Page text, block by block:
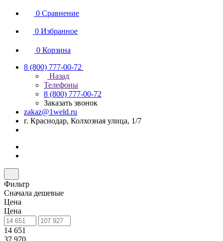
0 Сравнение
0 Избранное
0 Корзина
8 (800) 777-00-72
Назад
Телефоны
8 (800) 777-00-72
Заказать звонок
zakaz@1weld.ru
г. Краснодар, Колхозная улица, 1/7
Фильтр
Сначала дешевые
Цена
Цена
14 651
37 970